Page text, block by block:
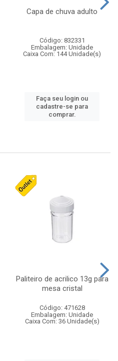
Capa de chuva adulto
Código: 832331
Embalagem: Unidade
Caixa Com: 144 Unidade(s)
Faça seu login ou
cadastre-se para
comprar.
Paliteiro de acrilico 13g para
mesa cristal
Código: 471628
Embalagem: Unidade
Caixa Com: 36 Unidade(s)